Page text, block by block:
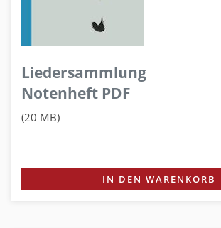
Liedersammlung
Notenheft PDF
(20 MB)
IN DEN WARENKORB